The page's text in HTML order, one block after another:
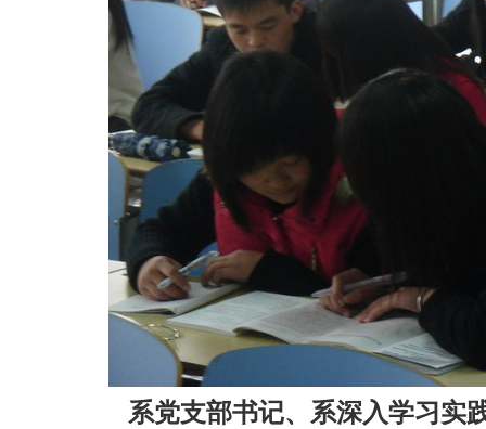
系党支部书记、系深入学习实践